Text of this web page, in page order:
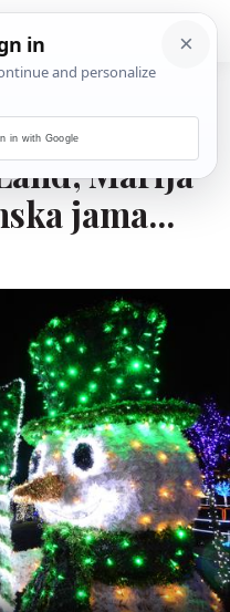
različitim
Marija
jama...
in with Google